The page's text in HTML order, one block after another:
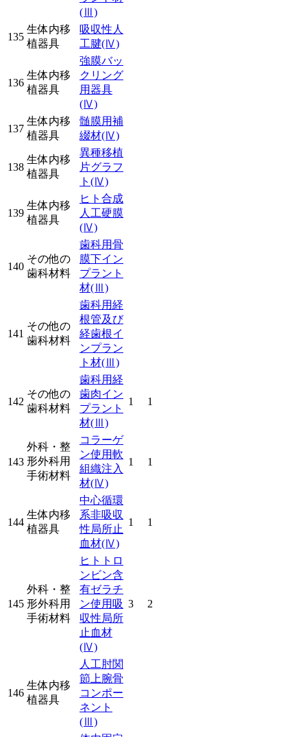
(Ⅲ)
135
生体内移
植器具
吸収性人
工腱(Ⅳ)
136
生体内移
植器具
強膜バッ
クリング
用器具
(Ⅳ)
137
生体内移
植器具
髄膜用補
綴材(Ⅳ)
138
生体内移
植器具
異種移植
片グラフ
ト (Ⅳ)
139
生体内移
植器具
ヒト合成
人工硬膜
(Ⅳ)
140
その他の
歯科材料
歯科用骨
膜下イン
プラント
材(Ⅲ)
141
その他の
歯科材料
歯科用経
根管及び
経歯根イ
ンプラン
ト材(Ⅲ)
142
その他の
歯科材料
歯科用経
歯肉イン
プラント
材(Ⅲ)
1 1
143
外科・整
形外科用
手術材料
コラーゲ
ン使用軟
組織注入
材(Ⅳ)
1 1
144
生体内移
植器具
中心循環
系非吸収
性局所止
血材(Ⅳ)
1 1
145
外科・整
形外科用
手術材料
ヒトトロ
ンビン含
有ゼラチ
ン使用吸
収性局所
止血材
(Ⅳ)
3 2
146
生体内移
植器具
人工肘関
節上腕骨
コンポー
ネント
(Ⅲ)